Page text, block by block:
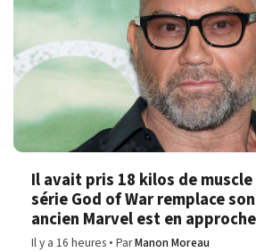
Il avait pris 18 kilos de
série God of War remplace
ancien Marvel est en approche
Il y a 16 heures ParManon Moreau